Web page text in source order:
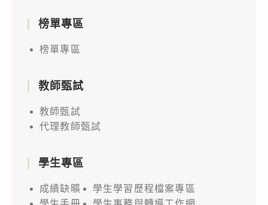
榜單專區
榜單專區
教師甄試
教師甄試
代理教師甄試
學生專區
成績缺曠
學生學習歷程檔案專區